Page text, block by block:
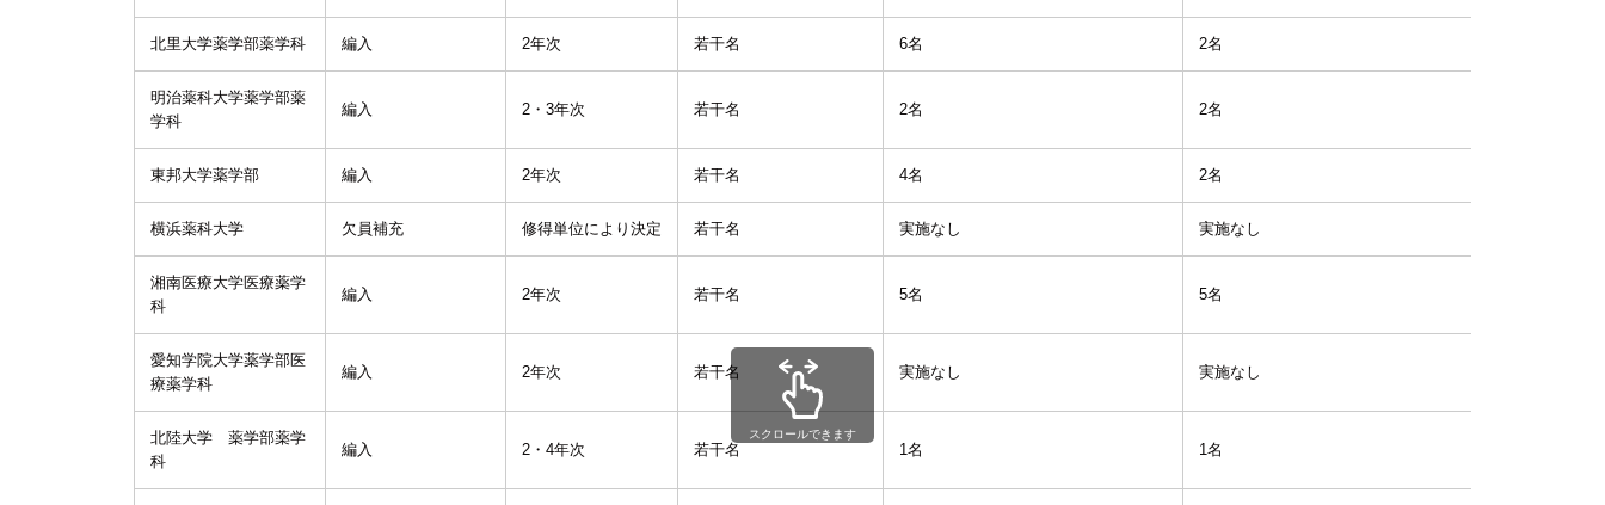
北里大学薬学部薬学科 編入 2年次 若干名 6名 2名
明治薬科大学薬学部薬
学科
編入 2・3年次 若干名 2名 2名
東邦大学薬学部 編入 2年次 若干名 4名 2名
横浜薬科大学 欠員補充 修得単位により決定 若干名 実施なし 実施なし
湘南医療大学医療薬学
科
編入 2年次 若干名 5名 5名
愛知学院大学薬学部医
療薬学科
編入 2年次 若干名 実施なし 実施なし
北陸大学 薬学部薬学
科
編入 2・4年次 若干名 1名 1名
スクロールできます